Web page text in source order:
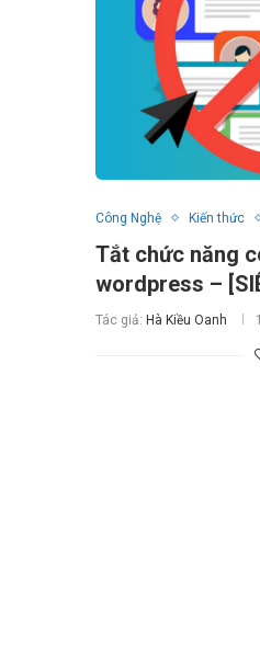
Công Nghệ Kiến thức
Tắt chức năng
wordpress –
Tác giả: Hà Kiều Oanh